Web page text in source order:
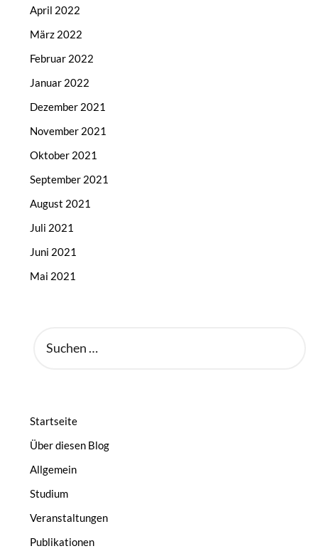
April 2022
März 2022
Februar 2022
Januar 2022
Dezember 2021
November 2021
Oktober 2021
September 2021
August 2021
Juli 2021
Juni 2021
Mai 2021
NACH:
Startseite
Über diesen Blog
Allgemein
Studium
Veranstaltungen
Publikationen